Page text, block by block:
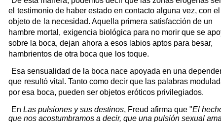
el testimonio de haber estado en contacto alguna vez, con el
objeto de la necesidad. Aquella primera satisfacción de un
hambre mortal, exigencia biológica para no morir que se
sobre la boca, dejan ahora a esos labios aptos para besar,
hambrientos de otra boca que los toque.
Esa sensualidad de la boca nace apoyada en una
que resultó vital. Tanto como decir que las palabras
por esa boca, pueden ser objetos eróticos privilegiados.
En Las pulsiones y sus destinos, Freud afirma que "El
que nos acostumbramos a decir, que una pulsión sexual